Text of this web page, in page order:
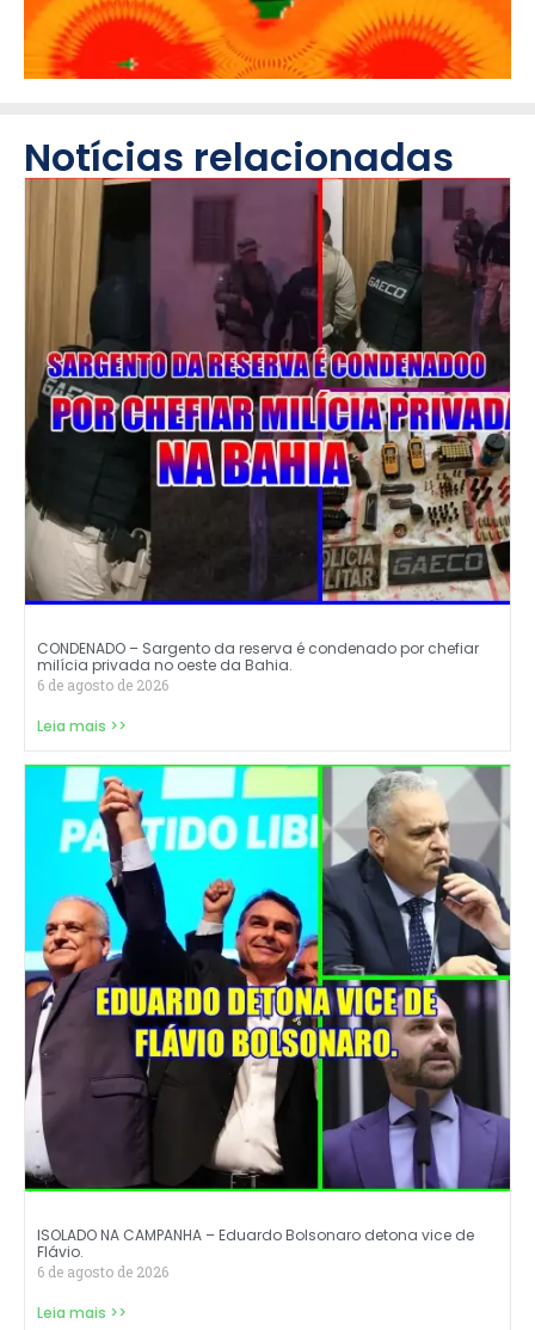
Notícias relacionadas
CONDENADO – Sargento da reserva é condenado por chefiar
milícia privada no oeste da Bahia.
6 de agosto de 2026
Leia mais >>
ISOLADO NA CAMPANHA – Eduardo Bolsonaro detona vice de
Flávio.
6 de agosto de 2026
Leia mais >>